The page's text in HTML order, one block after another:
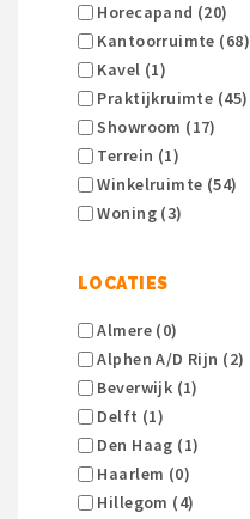
Horecapand (20)
Kantoorruimte (68)
Kavel (1)
Praktijkruimte (45)
Showroom (17)
Terrein (1)
Winkelruimte (54)
Woning (3)
LOCATIES
Almere (0)
Alphen A/d Rijn (2)
Beverwijk (1)
Delft (1)
Den Haag (1)
Haarlem (0)
Hillegom (4)